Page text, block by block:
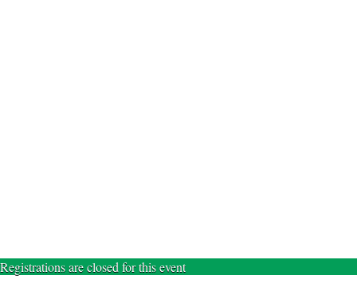
Registrations are closed for this event